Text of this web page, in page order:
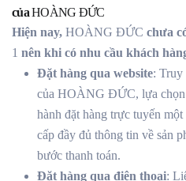
củaHOÀNG ĐỨC
Hiện nay, HOÀNG ĐỨC chưa
1 nên khi có nhu cầu khách
Đặt hàng qua website: Truy
của HOÀNG ĐỨC, lựa chọn
hành đặt hàng trực tuyến
cấp đầy đủ thông tin về sản
bước thanh toán.
Đặt hàng qua điện thoại: